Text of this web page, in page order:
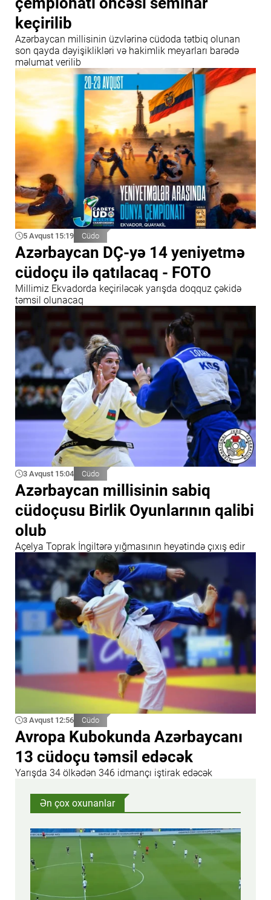
keçirilib
Azərbaycan millisinin üzvlərinə cüdoda tətbiq olunan
son qayda dəyişiklikləri və hakimlik meyarları barədə
məlumat verilib
5 Avqust 15:19 Cüdo
Azərbaycan DÇ-yə 14 yeniyetmə
cüdoçu ilə qatılacaq - FOTO
Millimiz Ekvadorda keçiriləcək yarışda doqquz çəkidə
təmsil olunacaq
3 Avqust 15:04 Cüdo
Azərbaycan millisinin sabiq
cüdoçusu Birlik Oyunlarının qalibi
olub
Açelya Toprak İngiltərə yığmasının heyətində çıxış edir
3 Avqust 12:56 Cüdo
Avropa Kubokunda Azərbaycanı
13 cüdoçu təmsil edəcək
Yarışda 34 ölkədən 346 idmançı iştirak edəcək
Ən çox oxunanlar